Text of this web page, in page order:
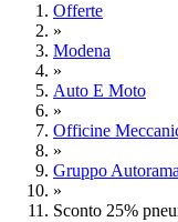
Offerte
»
Modena
»
Auto E Moto
»
Officine
»
Gruppo
»
Sconto 25%